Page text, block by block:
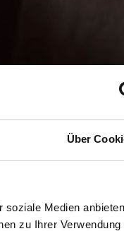
Über
Medien
zu Ihrer Verwendung